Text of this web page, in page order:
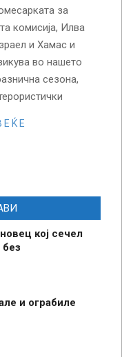
за
комисија, Илва
и Хамас и
во нашето
сезона,
кој сечел
и ограбиле